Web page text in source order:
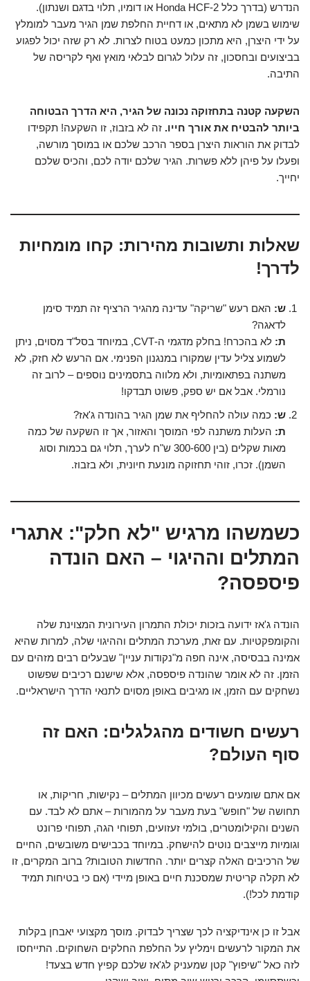
הנדרש (בדרך כלל Honda HCF-2 או דומיו, תלוי בדגם ושנתון).
שימוש בשמן לא מתאים, או דחיית החלפת שמן הגיר מעבר למומלץ
על ידי היצרן, היא מתכון כמעט בטוח לצרות. לא רק שזה יכול לפגוע
בביצועים ובחסכון, זה עלול לגרום לבלאי מואץ ואף לקריסה של
התיבה.
השקעה קטנה בתחזוקה נכונה של הגיר, היא הדרך הבטוחה
ביותר להבטיח את אורך חייו. זה לא בזבוז, זו השקעה! תקפידו
לבדוק את הוראות היצרן בספר הרכב שלכם או במוסך מורשה,
ופעלו על פיהן ללא פשרות. הגיר שלכם יודה לכם, והכיס שלכם
יחייך.
שאלות ותשובות מהירות: קחו מומחיות
לדרך!
ש: האם רעש "שריקה" עדינה מהגיר הרציף זה תמיד סימן
לדאגה?
ת:
לא בהכרח! בחלק מדגמי ה-CVT, במיוחד בסל"ד מסוים, ניתן
לשמוע צליל עדין שמקורו במנגנון הפנימי. אם הרעש לא חזק, לא
משתנה בפתאומיות, ולא מלווה בתסמינים נוספים – לרוב זה
נורמלי. אבל אם יש ספק, פשוט תבדקו!
ש: כמה עולה להחליף את שמן הגיר בהונדה ג'אז?
ת: העלות משתנה לפי המוסך והאזור, אך זו השקעה של כמה
מאות שקלים (בין 300-600 ש"ח לערך, תלוי גם בכמות וסוג
השמן). זכרו, זוהי תחזוקה מונעת חיונית, ולא בזבוז.
כשמשהו מרגיש "לא חלק": אתגרי
המתלים וההיגוי – האם הונדה
פיספסה?
הונדה ג'אז ידועה בזכות יכולת התמרון העירונית המצוינת שלה
והקומפקטיות. עם זאת, מערכת המתלים וההיגוי שלה, למרות שהיא
אמינה בבסיסה, אינה חפה מ"נקודות עניין" שבעלים רבים מזהים עם
הזמן. זה לא אומר שהונדה פיספסה, אלא שישנם רכיבים שפשוט
נשחקים עם הזמן, או מגיבים באופן מסוים לתנאי הדרך הישראליים.
רעשים חשודים מהגלגלים: האם זה
סוף העולם?
אם אתם שומעים רעשים מכיוון המתלים – נקישות, חריקות, או
תחושה של "חופש" בעת מעבר על מהמורות – אתם לא לבד. עם
השנים והקילומטרים, בולמי זעזועים, תפוחי הגה, תפוחי פרונט
וגומיות מייצבים נוטים להישחק. במיוחד בכבישים משובשים, החיים
של הרכיבים האלה קצרים יותר. החדשות הטובות? ברוב המקרים, זו
לא תקלה קריטית שמסכנת חיים באופן מיידי (אם כי בטיחות תמיד
קודמת לכל!).
אבל זו כן אינדיקציה לכך שצריך לבדוק. מוסך מקצועי יאבחן בקלות
את המקור לרעשים וימליץ על החלפת החלקים השחוקים. התייחסו
לזה כאל "שיפוץ" קטן שמעניק לג'אז שלכם קפיץ חדש בצעד!